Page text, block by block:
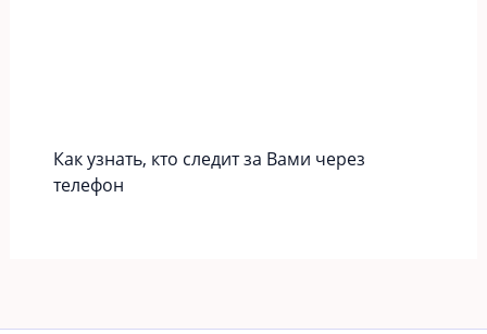
Как узнать, кто следит за Вами через
телефон